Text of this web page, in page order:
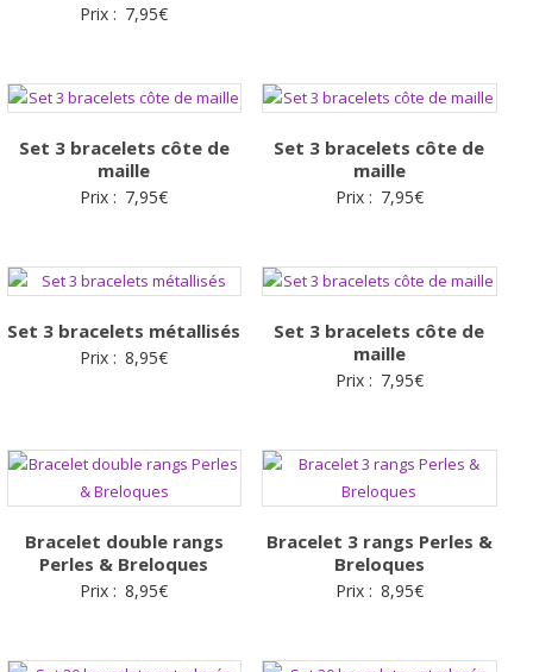
Prix : 7,95€
Set 3 bracelets côte de
maille
Prix : 7,95€
Set 3 bracelets côte de
maille
Prix : 7,95€
Set 3 bracelets métallisés
Prix : 8,95€
Set 3 bracelets côte de
maille
Prix : 7,95€
Bracelet double rangs
Perles & Breloques
Prix : 8,95€
Bracelet 3 rangs Perles &
Breloques
Prix : 8,95€